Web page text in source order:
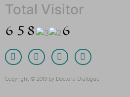
Total Visitor
Copyright © 2019 by Doctors’ Dialogue